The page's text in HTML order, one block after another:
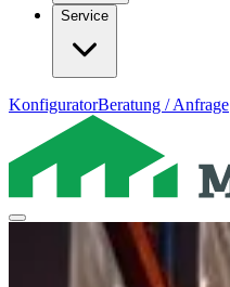
Service
KonfiguratorBeratung / Anfrage